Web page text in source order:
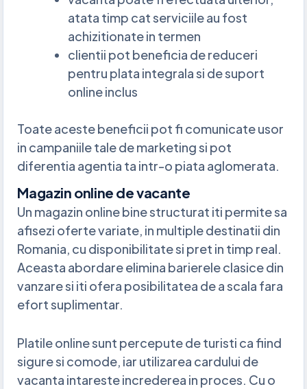
atata timp cat serviciile au fost
achizitionate in termen
clientii pot beneficia de reduceri
pentru plata integrala si de suport
online inclus
Toate aceste beneficii pot fi comunicate usor
in campaniile tale de marketing si pot
diferentia agentia ta intr-o piata aglomerata.
Magazin online de vacante
Un magazin online bine structurat iti permite sa
afisezi oferte variate, in multiple destinatii din
Romania, cu disponibilitate si pret in timp real.
Aceasta abordare elimina barierele clasice din
vanzare si iti ofera posibilitatea de a scala fara
efort suplimentar.
Platile online sunt percepute de turisti ca fiind
sigure si comode, iar utilizarea cardului de
vacanta intareste increderea in proces. Cu o